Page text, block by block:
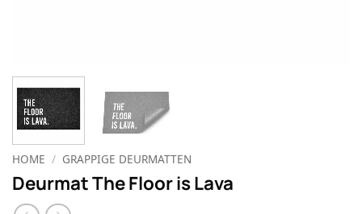
HOME / GRAPPIGE DEURMATTEN
Deurmat The Floor is Lava